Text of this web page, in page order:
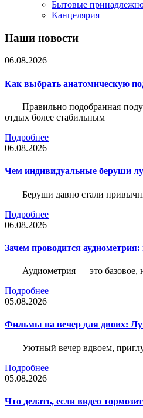
Бытовые
Канцелярия
Наши новости
06.08.2026
Как выбрать анатомическую
Правильно подобранная
отдых более стабильным
Подробнее
06.08.2026
Чем индивидуальные беруши
Беруши давно стали
Подробнее
06.08.2026
Зачем проводится аудиометрия:
Аудиометрия — это базовое,
Подробнее
05.08.2026
Фильмы на вечер для двоих:
Уютный вечер вдвоем,
Подробнее
05.08.2026
Что делать, если видео